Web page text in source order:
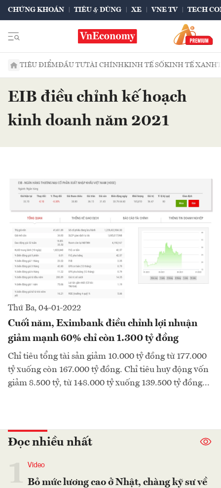
CHỨNG KHOÁN TIÊU & DÙNG XE VNE TV TECH
TIÊU ĐIỂMĐẦU TƯTÀI CHÍNHKINH TẾ SỐKINH TẾ XANH
EIB điều chỉnh kế hoạch
kinh doanh năm 2021
Thứ Ba, 04-01-2022
Cuối năm, Eximbank điều chỉnh lợi nhuận
giảm mạnh 60% chỉ còn 1.300 tỷ đồng
Chỉ tiêu tổng tài sản giảm 10.000 tỷ đồng từ 177.000
tỷ xuống còn 167.000 tỷ đồng. Chỉ tiêu huy động vốn
giảm 8.500 tỷ, từ 148.000 tỷ xuống 139.500 tỷ đồng...
Đọc nhiều nhất
Video
Bỏ mức lương cao ở Nhật, chàng kỹ sư về